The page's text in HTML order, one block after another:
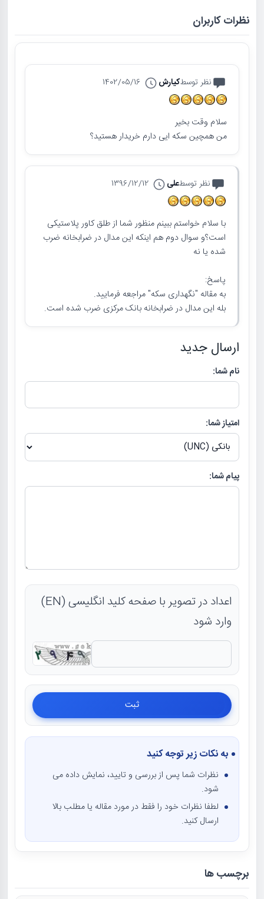
نظرات کاربران
نظر توسطکیارش 1402/05/16
سلام وقت بخیر
من همچین سکه ایی دارم خریدار هستید؟
نظر توسطعلی 1396/12/12
با سلام خواستم ببینم منظور شما از طلق کاور پلاستیکی
است؟و سوال دوم هم اینکه این مدال در ضرابخانه ضرب
شده یا نه
پاسخ:
به مقاله "نگهداری سکه" مراجعه فرمایید.
بله این مدال در ضرابخانه بانک مرکزی ضرب شده است.
ارسال جدید
نام شما:
امتیاز شما:
پیام شما:
اعداد در تصویر با صفحه کلید انگلیسی (EN)
وارد شود
به نکات زیر توجه کنید
نظرات شما پس از بررسی و تایید، نمایش داده می
شود.
لطفا نظرات خود را فقط در مورد مقاله یا مطلب بالا
ارسال کنید.
برچسب ها